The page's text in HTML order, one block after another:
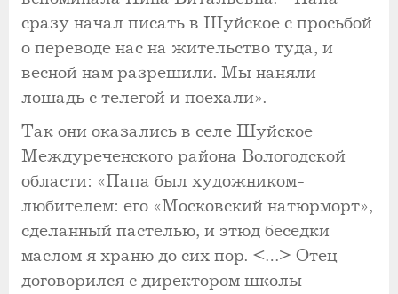
сразу начал писать в Шуйское с просьбой
о переводе нас на жительство туда, и
весной нам разрешили. Мы наняли
лошадь с телегой и поехали».
Так они оказались в селе Шуйское
Междуреченского района Вологодской
области: «Папа был художником-
любителем: его «Московский натюрморт»,
сделанный пастелью, и этюд беседки
маслом я храню до сих пор. <…> Отец
договорился с директором школы